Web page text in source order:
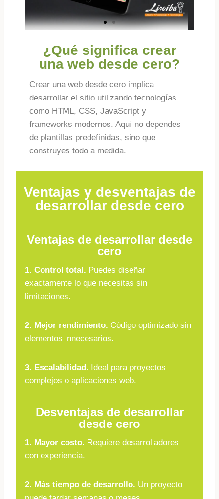
¿Qué significa crear
una web desde cero?
Crear una web desde cero implica
desarrollar el sitio utilizando tecnologías
como HTML, CSS, JavaScript y
frameworks modernos. Aquí no dependes
de plantillas predefinidas, sino que
construyes todo a medida.
Ventajas y desventajas de
desarrollar desde cero
Ventajas de desarrollar desde
cero
1. Control total. Puedes diseñar
exactamente lo que necesitas sin
limitaciones.
2. Mejor rendimiento. Código optimizado sin
elementos innecesarios.
3. Escalabilidad. Ideal para proyectos
complejos o aplicaciones web.
Desventajas de desarrollar
desde cero
1. Mayor costo. Requiere desarrolladores
con experiencia.
2. Más tiempo de desarrollo. Un proyecto